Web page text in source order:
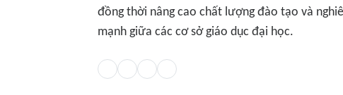
đồng thời nâng cao chất lượng đào tạo và
mạnh giữa các cơ sở giáo dục đại học.